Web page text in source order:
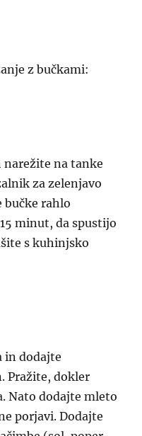
z bučkami:
na tanke
za zelenjavo
bučke rahlo
minut, da spustijo
s kuhinjsko
in dodajte
Pražite, dokler
Nato dodajte mleto
porjavi. Dodajte